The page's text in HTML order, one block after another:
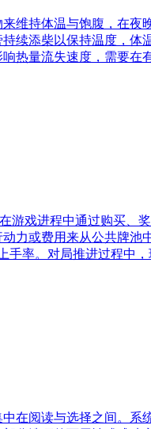
维持体温与饱腹，在夜
续添柴以保持温度，体
热量流失速度，需要在
游戏进程中通过购买、
力或费用来从公共牌池
手率。对局推进过程中
在阅读与选择之间。系